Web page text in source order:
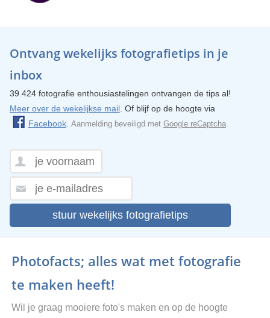
Ontvang wekelijks fotografietips in je
inbox
39.424 fotografie enthousiastelingen ontvangen de tips al!
Meer over de wekelijkse mail. Of blijf op de hoogte via
Facebook. Aanmelding beveiligd met Google reCaptcha.
stuur wekelijks fotografietips
Photofacts; alles wat met fotografie
te maken heeft!
Wil je graag mooiere foto's maken en op de hoogte